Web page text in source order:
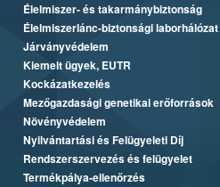
Élelmiszer- és takarmánybiztonság
Élelmiszerlánc-biztonsági laborhálózat
Járványvédelem
Kiemelt ügyek, EUTR
Kockázatkezelés
Mezőgazdasági genetikai erőforrások
Növényvédelem
Nyilvántartási és Felügyeleti Díj
Rendszerszervezés és felügyelet
Termékpálya-ellenőrzés